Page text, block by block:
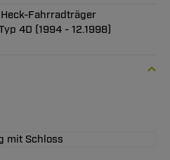
Fahrradträger
4D (1994 - 12.1998)